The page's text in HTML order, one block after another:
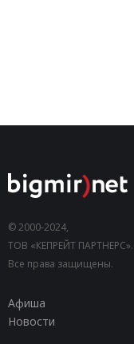
© 2000-2024,
ТОВ «КЕПРЕЙТ ПАРТНЕРС».
Все права защищены.
Афиша
Новости